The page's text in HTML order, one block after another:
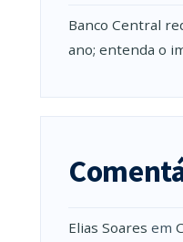
Banco Central
ano; entenda o
Elias Soares em